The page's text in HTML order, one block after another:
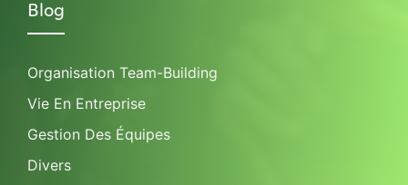
Blog
Organisation Team-Building
Vie En Entreprise
Gestion Des Équipes
Divers